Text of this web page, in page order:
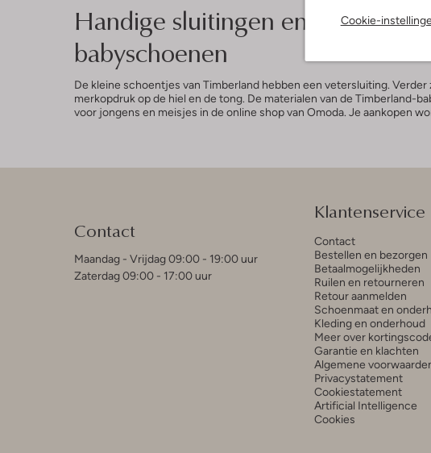
Cookie-
Handige sluitingen en
babyschoenen
De kleine schoentjes van Timberland hebben een vetersluiting.
merkopdruk op de hiel en de tong. De materialen van de Timberland-
voor jongens en meisjes in de online shop van Omoda. Je aankopen
Contact
Maandag - Vrijdag 09:00 - 19:00 uur
Zaterdag 09:00 - 17:00 uur
Klantenservice
Contact
Bestellen en bezorgen
Betaalmogelijkheden
Ruilen en retourneren
Retour aanmelden
Schoenmaat en
Kleding en onderhoud
Meer over
Garantie en klachten
Algemene
Privacystatement
Cookiestatement
Artificial Intelligence
Cookies